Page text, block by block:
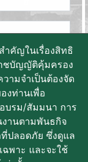
ำคัญในเรื่องสิทธิ
ชบัญญัติคุ้มครอง
ามจำเป็นต้องจัด
งท่านเพื่อ
บรม/สัมมนา การ
านตามพันธกิจ
ปลอดภัย ซึ่งดูแล
พาะ และจะใช้